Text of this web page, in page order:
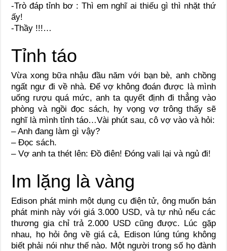
-Trò đáp tỉnh bơ : Thì em nghĩ ai thiếu gì thì nhặt thứ
ấy!
-Thầy !!!…
Tỉnh táo
Vừa xong bữa nhậu đầu năm với bạn bè, anh chồng
ngất ngư đi về nhà. Để vợ không đoán được là mình
uống rượu quá mức, anh ta quyết định đi thẳng vào
phòng và ngồi đọc sách, hy vọng vợ trông thấy sẽ
nghĩ là mình tỉnh táo…Vài phút sau, cô vợ vào và hỏi:
– Anh đang làm gì vậy?
– Đọc sách.
– Vợ anh ta thét lên: Đồ điên! Đóng vali lại và ngủ đi!
Im lặng là vàng
Edison phát minh một dụng cụ điện tử, ông muốn bán
phát minh này với giá 3.000 USD, và tự nhủ nếu các
thương gia chỉ trả 2.000 USD cũng được. Lúc gặp
nhau, họ hỏi ông về giá cả, Edison lúng túng không
biết phải nói như thế nào. Một người trong số họ đành